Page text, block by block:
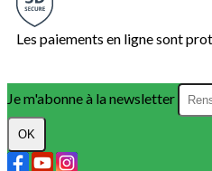
Les paiements en ligne sont
Je m'abonne à la newsletter
OK